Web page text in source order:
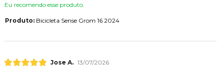
Eu recomendo esse produto.
Produto:Bicicleta Sense Grom 16 2024
Jose A. 13/07/2026